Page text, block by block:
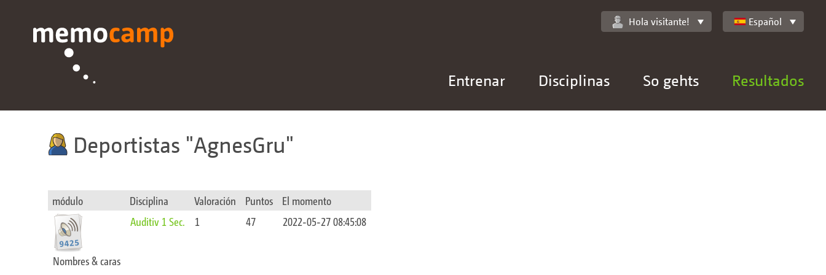
Entrenar Disciplinas So gehts Resultados
Hola visitante! Español
Deportistas AgnesGru
módulo Disciplina Valoración Puntos El momento
Nombres & caras
Auditiv 1 Sec. 1 47 2022-05-27 08:45:08